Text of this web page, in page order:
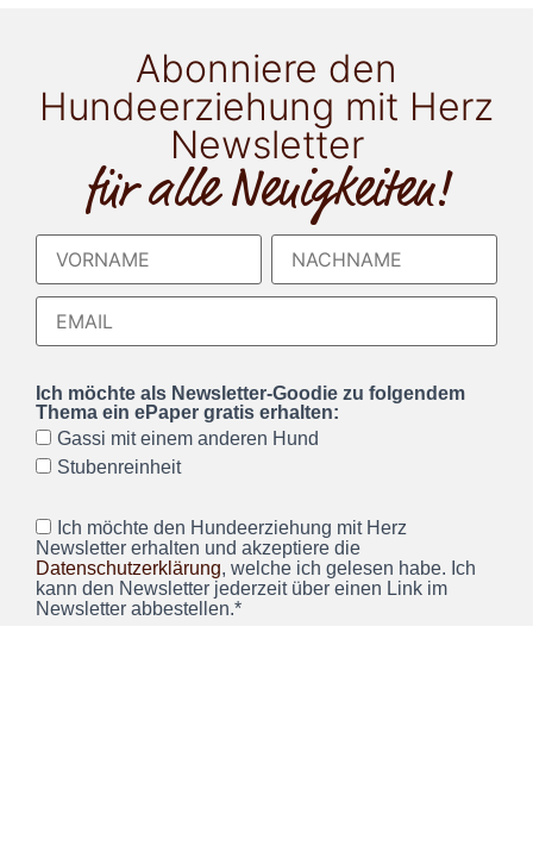
Abonniere den
Hundeerziehung mit Herz
Newsletter
für alle Neuigkeiten!
Ich möchte als Newsletter-Goodie zu folgendem
Thema ein ePaper gratis erhalten:
Gassi mit einem anderen Hund
Stubenreinheit
Ich möchte den Hundeerziehung mit Herz
Newsletter erhalten und akzeptiere die
Datenschutzerklärung, welche ich gelesen habe. Ich
kann den Newsletter jederzeit über einen Link im
Newsletter abbestellen.*